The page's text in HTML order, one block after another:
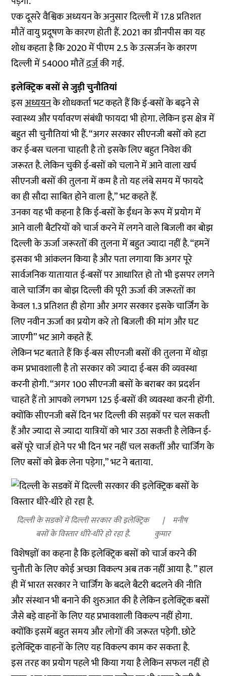
एक दूसरे वैश्विकअध्ययनके अनुसार दिल्ली में 17.8 प्रतिशत
मौतें वायु प्रदूषण के कारण होती हैं. 2021 का ग्रीनपीस का यह
शोध कहता है कि 2020 में पीएम 2.5 के उत्सर्जन के कारण
दिल्ली में 54000 मौतेंदर्जकी गई.
इलेक्ट्रिक बसों से जुड़ी चुनौतियां
इसअध्ययनके शोधकर्ता भट कहते हैं कि ई-बसों के बढ़ने से
स्वास्थ्य और पर्यावरण संबंधी फायदा भी होगा. लेकिन इस क्षेत्र में
बहुत सी चुनौतियां भी हैं. “अगर सरकार सीएनजी बसों को हटा
कर ई-बस चलना चाहती है तो इसके लिए बहुत निवेश की
जरूरत है. लेकिन चुकी ई-बसों को चलाने में आने वाला खर्च
सीएनजी बसों की तुलना में कम है तो यह लंबे समय में फायदे
का ही सौदा साबित होने वाला है,” भट कहते हैं.
उनका यह भी कहना है कि ई-बसों के ईंधन के रूप में प्रयोग में
आने वाली बैटरियों को चार्ज करने में लगने वाले बिजली का बोझ
दिल्ली के ऊर्जा जरूरतों की तुलना में बहुत ज्यादा नहीं है. “हमनें
इसका भी आंकलन किया है और पता लगाया कि अगर पूरे
सार्वजनिक यातायात ई-बसों पर आधारित हो तो भी इसपर लगने
वाले चार्जिंग का बोझ दिल्ली की पूरी ऊर्जा की जरूरतों का
केवल 1.3 प्रतिशत ही होगा और अगर सरकार इसके चार्जिंग के
लिए नवीन ऊर्जा का प्रयोग करे तो बिजली की मांग और घट
जाएगी” भट आगे कहते हैं.
लेकिन भट बताते हैं कि ई-बस सीएनजी बसों की तुलना में थोड़ा
कम प्रभावशाली है तो सरकार को ज्यादा ई-बस की व्यवस्था
करनी होगी. “अगर 100 सीएनजी बसों के बराबर का प्रदर्शन
चाहते हैं तो आपको लगभग 125 ई-बसों की व्यवस्था करनी होंगी.
क्योंकि सीएनजी बसें दिन भर दिल्ली की सड़कों पर चल सकती
हैं और ज्यादा से ज्यादा यात्रियों को भार उठा सकती है लेकिन ई-
बसें पूरे चार्ज होने पर भी दिन भर नहीं चल सकतीं और चार्जिंग के
लिए बसों को ब्रेक लेना पड़ेगा,” भट ने बताया.
दिल्ली के सडकों में दिल्ली सरकार की इलेक्ट्रिक
बसों के विस्तार धीरे-धीरे हो रहा है.
मनीष
कुमार
विशेषज्ञों का कहना है कि इलेक्ट्रिक बसों को चार्ज करने की
चुनौती के लिए कोई अच्छा विकल्प अब तक नहीं आया है. ” हाल
ही में भारत सरकार ने चार्जिंग के बदले बैटरी बदलने की नीति
और संस्थान भी बनाने की शुरुआत की है लेकिन इलेक्ट्रिक बसों
जैसे बड़े वाहनों के लिए यह प्रभावशाली विकल्प नहीं होगा.
क्योंकि इसमें बहुत समय और लोगों की जरूरत पड़ेगी. छोटे
इलेक्ट्रिक वाहनों के लिए यह विकल्प काम कर सकता है.
इस तरह का प्रयोग पहले भी किया गया है लेकिन सफल नहीं हो